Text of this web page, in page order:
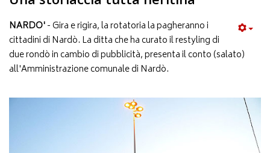
NARDO'- Gira e rigira, la rotatoria la pagheranno i
cittadini di Nardò. La ditta che ha curato il restyling di
due rondò in cambio di pubblicità, presenta il conto (salato)
all'Amministrazione comunale di Nardò.